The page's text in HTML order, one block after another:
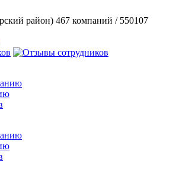
район) 467 компаний / 550107